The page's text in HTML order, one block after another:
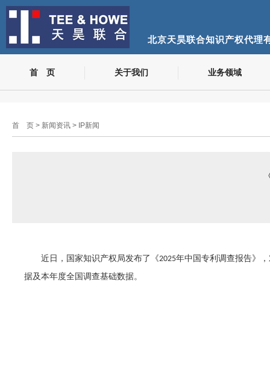
北京天昊联合知识产权代理
首 页 关于我们 业务领域
首 页 > 新闻资讯 > IP新闻
近日，国家知识产权局发布了《2025年中国专利调查报告》
据及本年度全国调查基础数据。